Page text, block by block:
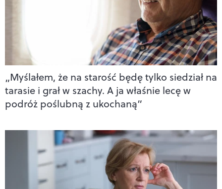
„Myślałem, że na starość będę tylko siedział na
tarasie i grał w szachy. A ja właśnie lecę w
podróż poślubną z ukochaną”